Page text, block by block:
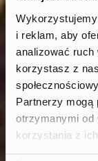
i reklam, aby
analizować
korzystasz z
Partnerzy mogą
otrzymanymi od
korzystania z ich